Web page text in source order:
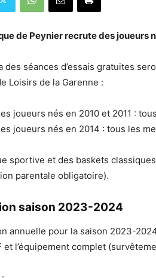
de Peynier recrute des joueurs
des séances d’essais gratuites
Loisirs de la Garenne :
joueurs nés en 2010 et 2011 :
joueurs nés en 2014 : tous les
sportive et des baskets
parentale obligatoire).
saison 2023-2024
annuelle pour la saison 2023-
et l’équipement complet